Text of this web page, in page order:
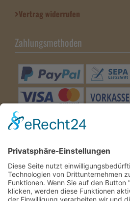
Vertrag widerrufen
Zahlungsmethoden
Besuchen Sie uns
Wir
Zustimmung, um
Maps-Service